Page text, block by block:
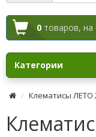
0 товаров, на
Категории
Клематисы ЛЕТО